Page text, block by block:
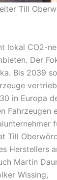
Till
lokal CO2-
Der
Bis 2039
in Europa
Fahrzeugen
Till
Herstellers
Martin
Wissing,